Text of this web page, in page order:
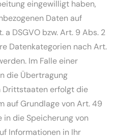
eingewilligt haben,
Daten auf
a DSGVO bzw. Art. 9 Abs. 2
Datenkategorien nach Art.
Im Falle einer
die Übertragung
Drittstaaten erfolgt die
auf Grundlage von Art. 49
in die Speicherung von
Informationen in Ihr